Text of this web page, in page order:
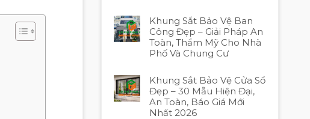
Khung Sắt Bảo Vệ Ban
Công Đẹp – Giải Pháp An
Toàn, Thẩm Mỹ Cho Nhà
Phố Và Chung Cư
Khung Sắt Bảo Vệ Cửa Sổ
Đẹp – 30 Mẫu Hiện Đại,
An Toàn, Báo Giá Mới
Nhất 2026